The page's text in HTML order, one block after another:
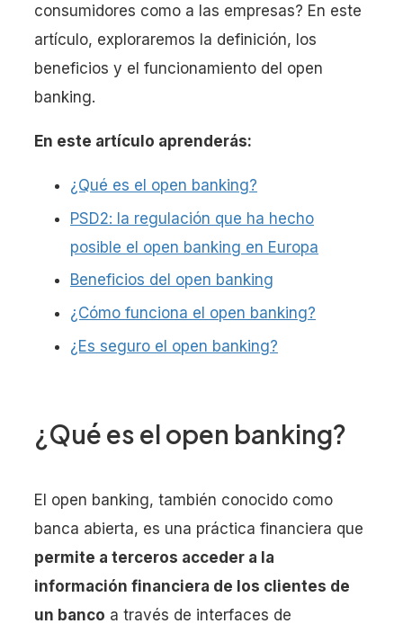
consumidores como a las empresas? En este
artículo, exploraremos la definición, los
beneficios y el funcionamiento del open
banking.
En este artículo aprenderás:
¿Qué es el open banking?
PSD2: la regulación que ha hecho
posible el open banking en Europa
Beneficios del open banking
¿Cómo funciona el open banking?
¿Es seguro el open banking?
¿Qué es el open banking?
El open banking, también conocido como
banca abierta, es una práctica financiera que
permite a terceros acceder a la
información financiera de los clientes de
un banco a través de interfaces de